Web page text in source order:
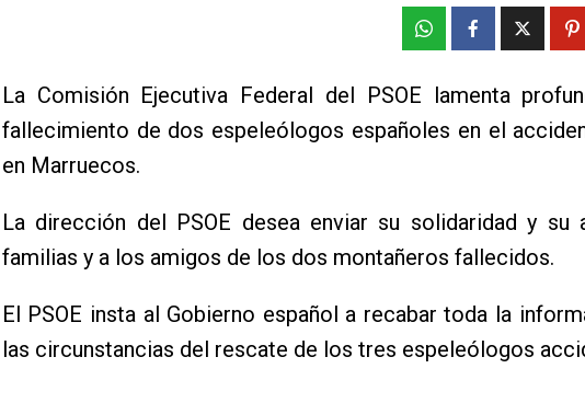
La Comisión Ejecutiva Federal del PSOE lamenta
fallecimiento de dos espeleólogos españoles en el
en Marruecos.
La dirección del PSOE desea enviar su solidaridad y su
familias y a los amigos de los dos montañeros fallecidos.
El PSOE insta al Gobierno español a recabar toda la
las circunstancias del rescate de los tres espeleólogos